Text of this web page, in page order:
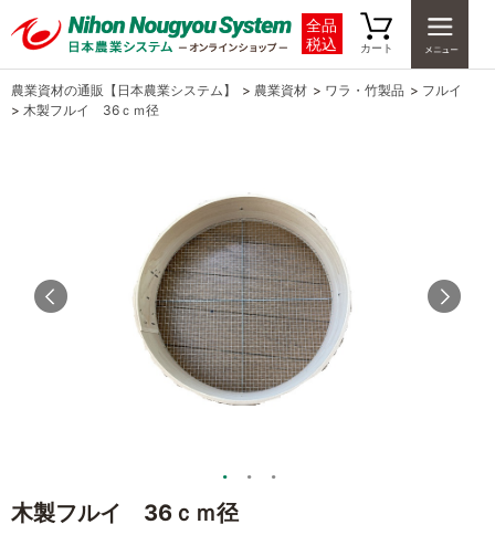
全品
税込
カート
農業資材の通販【日本農業システム】 > 農業資材 > ワラ・竹製品 > フルイ
> 木製フルイ 36ｃｍ径
木製フルイ 36ｃｍ径